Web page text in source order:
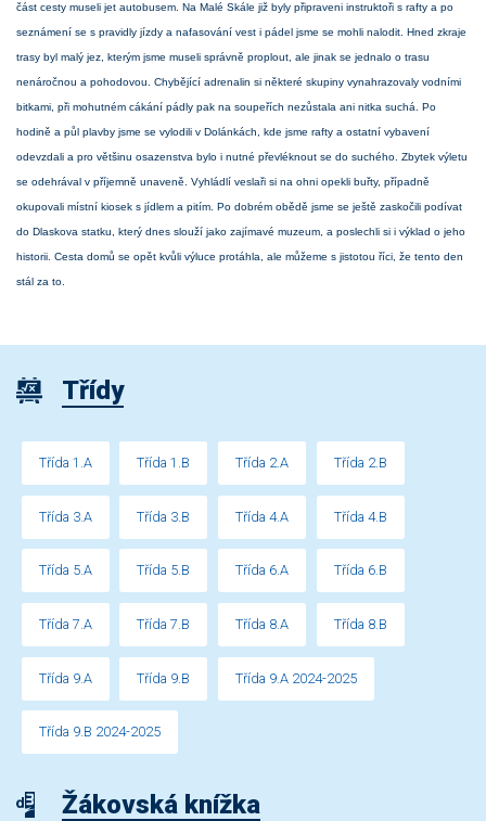
část cesty museli jet autobusem. Na Malé Skále již byly připraveni instruktoři s rafty a po
seznámení se s pravidly jízdy a nafasování vest i pádel jsme se mohli nalodit. Hned zkraje
trasy byl malý jez, kterým jsme museli správně proplout, ale jinak se jednalo o trasu
nenáročnou a pohodovou. Chybějící adrenalin si některé skupiny vynahrazovaly vodními
bitkami, při mohutném cákání pádly pak na soupeřích nezůstala ani nitka suchá. Po
hodině a půl plavby jsme se vylodili v Dolánkách, kde jsme rafty a ostatní vybavení
odevzdali a pro většinu osazenstva bylo i nutné převléknout se do suchého. Zbytek výletu
se odehrával v příjemně unaveně. Vyhládlí veslaři si na ohni opekli buřty, případně
okupovali místní kiosek s jídlem a pitím. Po dobrém obědě jsme se ještě zaskočili podívat
do Dlaskova statku, který dnes slouží jako zajímavé muzeum, a poslechli si i výklad o jeho
historii. Cesta domů se opět kvůli výluce protáhla, ale můžeme s jistotou říci, že tento den
stál za to.
Třídy
Třída 1.A Třída 1.B Třída 2.A Třída 2.B
Třída 3.A Třída 3.B Třída 4.A Třída 4.B
Třída 5.A Třída 5.B Třída 6.A Třída 6.B
Třída 7.A Třída 7.B Třída 8.A Třída 8.B
Třída 9.A Třída 9.B Třída 9.A 2024-2025
Třída 9.B 2024-2025
Žákovská knížka